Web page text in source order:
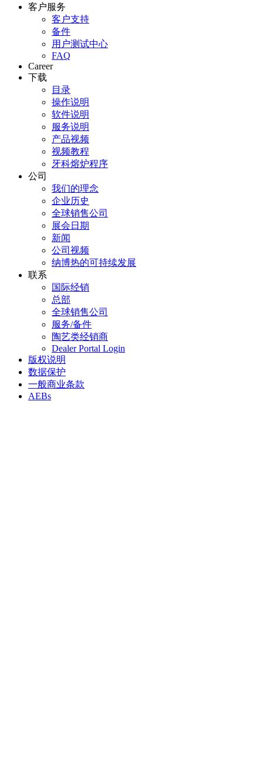
客户服务
客户支持
备件
用户测试中心
FAQ
Career
下载
目录
操作说明
软件说明
服务说明
产品视频
视频教程
牙科熔炉程序
公司
我们的理念
企业历史
全球销售公司
展会日期
新闻
公司视频
纳博热的可持续发展
联系
国际经销
总部
全球销售公司
服务/备件
陶艺类经销商
Dealer Portal Login
版权说明
数据保护
一般商业条款
AEBs